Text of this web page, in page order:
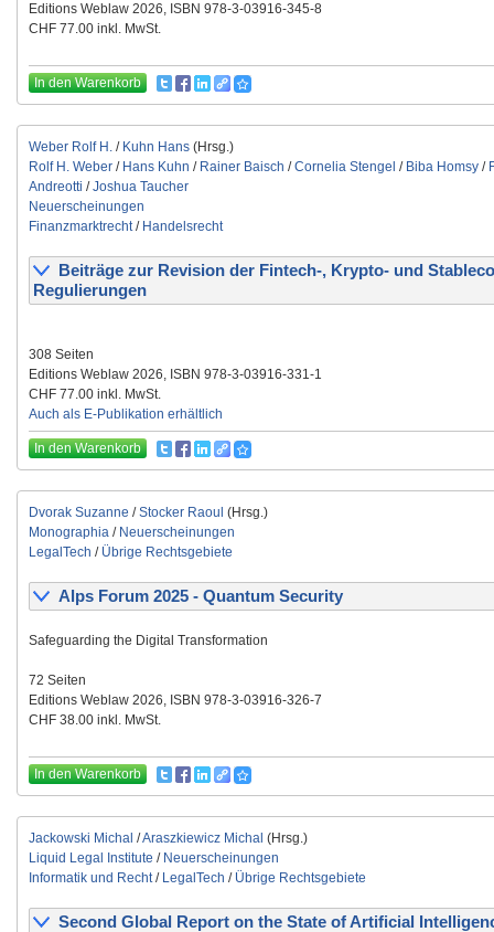
Editions Weblaw 2026, ISBN 978-3-03916-345-8
CHF 77.00 inkl. MwSt.
In den Warenkorb
Weber Rolf H. / Kuhn Hans (Hrsg.)
Rolf H. Weber / Hans Kuhn / Rainer Baisch /Cornelia Stengel / Biba Homsy /
Andreotti /Joshua Taucher
Neuerscheinungen
Finanzmarktrecht/ Handelsrecht
Beiträge zur Revision der Fintech-, Krypto- und
Regulierungen
308 Seiten
Editions Weblaw 2026, ISBN 978-3-03916-331-1
CHF 77.00 inkl. MwSt.
Auch als E-Publikation erhältlich
In den Warenkorb
Dvorak Suzanne /Stocker Raoul (Hrsg.)
Monographia / Neuerscheinungen
LegalTech / Übrige Rechtsgebiete
Alps Forum 2025 - Quantum Security
Safeguarding the Digital Transformation
72 Seiten
Editions Weblaw 2026, ISBN 978-3-03916-326-7
CHF 38.00 inkl. MwSt.
In den Warenkorb
Jackowski Michal /Araszkiewicz Michal (Hrsg.)
Liquid Legal Institute / Neuerscheinungen
Informatik und Recht/ LegalTech / Übrige Rechtsgebiete
Second Global Report on the State of Artificial